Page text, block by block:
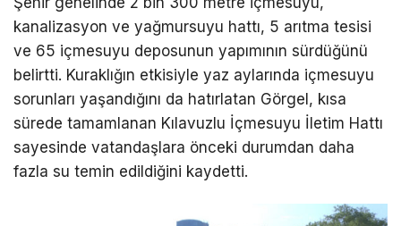
kanalizasyon ve yağmursuyu hattı, 5 arıtma tesisi
ve 65 içmesuyu deposunun yapımının sürdüğünü
belirtti. Kuraklığın etkisiyle yaz aylarında içmesuyu
sorunları yaşandığını da hatırlatan Görgel, kısa
sürede tamamlanan Kılavuzlu İçmesuyu İletim Hattı
sayesinde vatandaşlara önceki durumdan daha
fazla su temin edildiğini kaydetti.